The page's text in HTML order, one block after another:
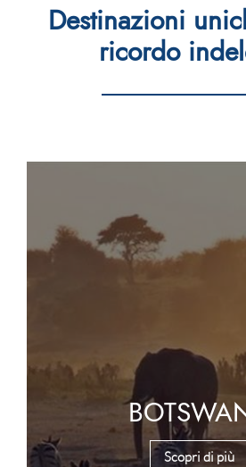
Destinazioni
ricordo
Scopri di più